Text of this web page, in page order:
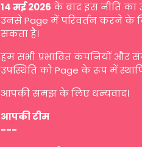
14 मई 2026 के बाद इस नीति
उनसे Page में परिवर्तन करने के
सकता है।
हम सभी प्रभावित कंपनियों और
उपस्थिति को Page के रूप में
आपकी समझ के लिए धन्यवाद।
आपकी टीम
---